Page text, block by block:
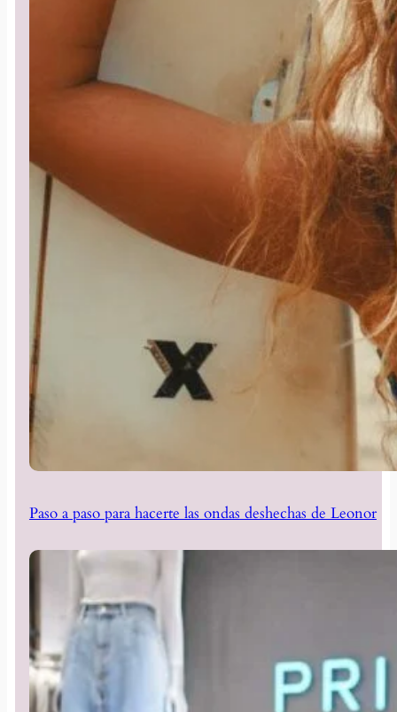
Paso a paso para hacerte las ondas deshechas de Leonor